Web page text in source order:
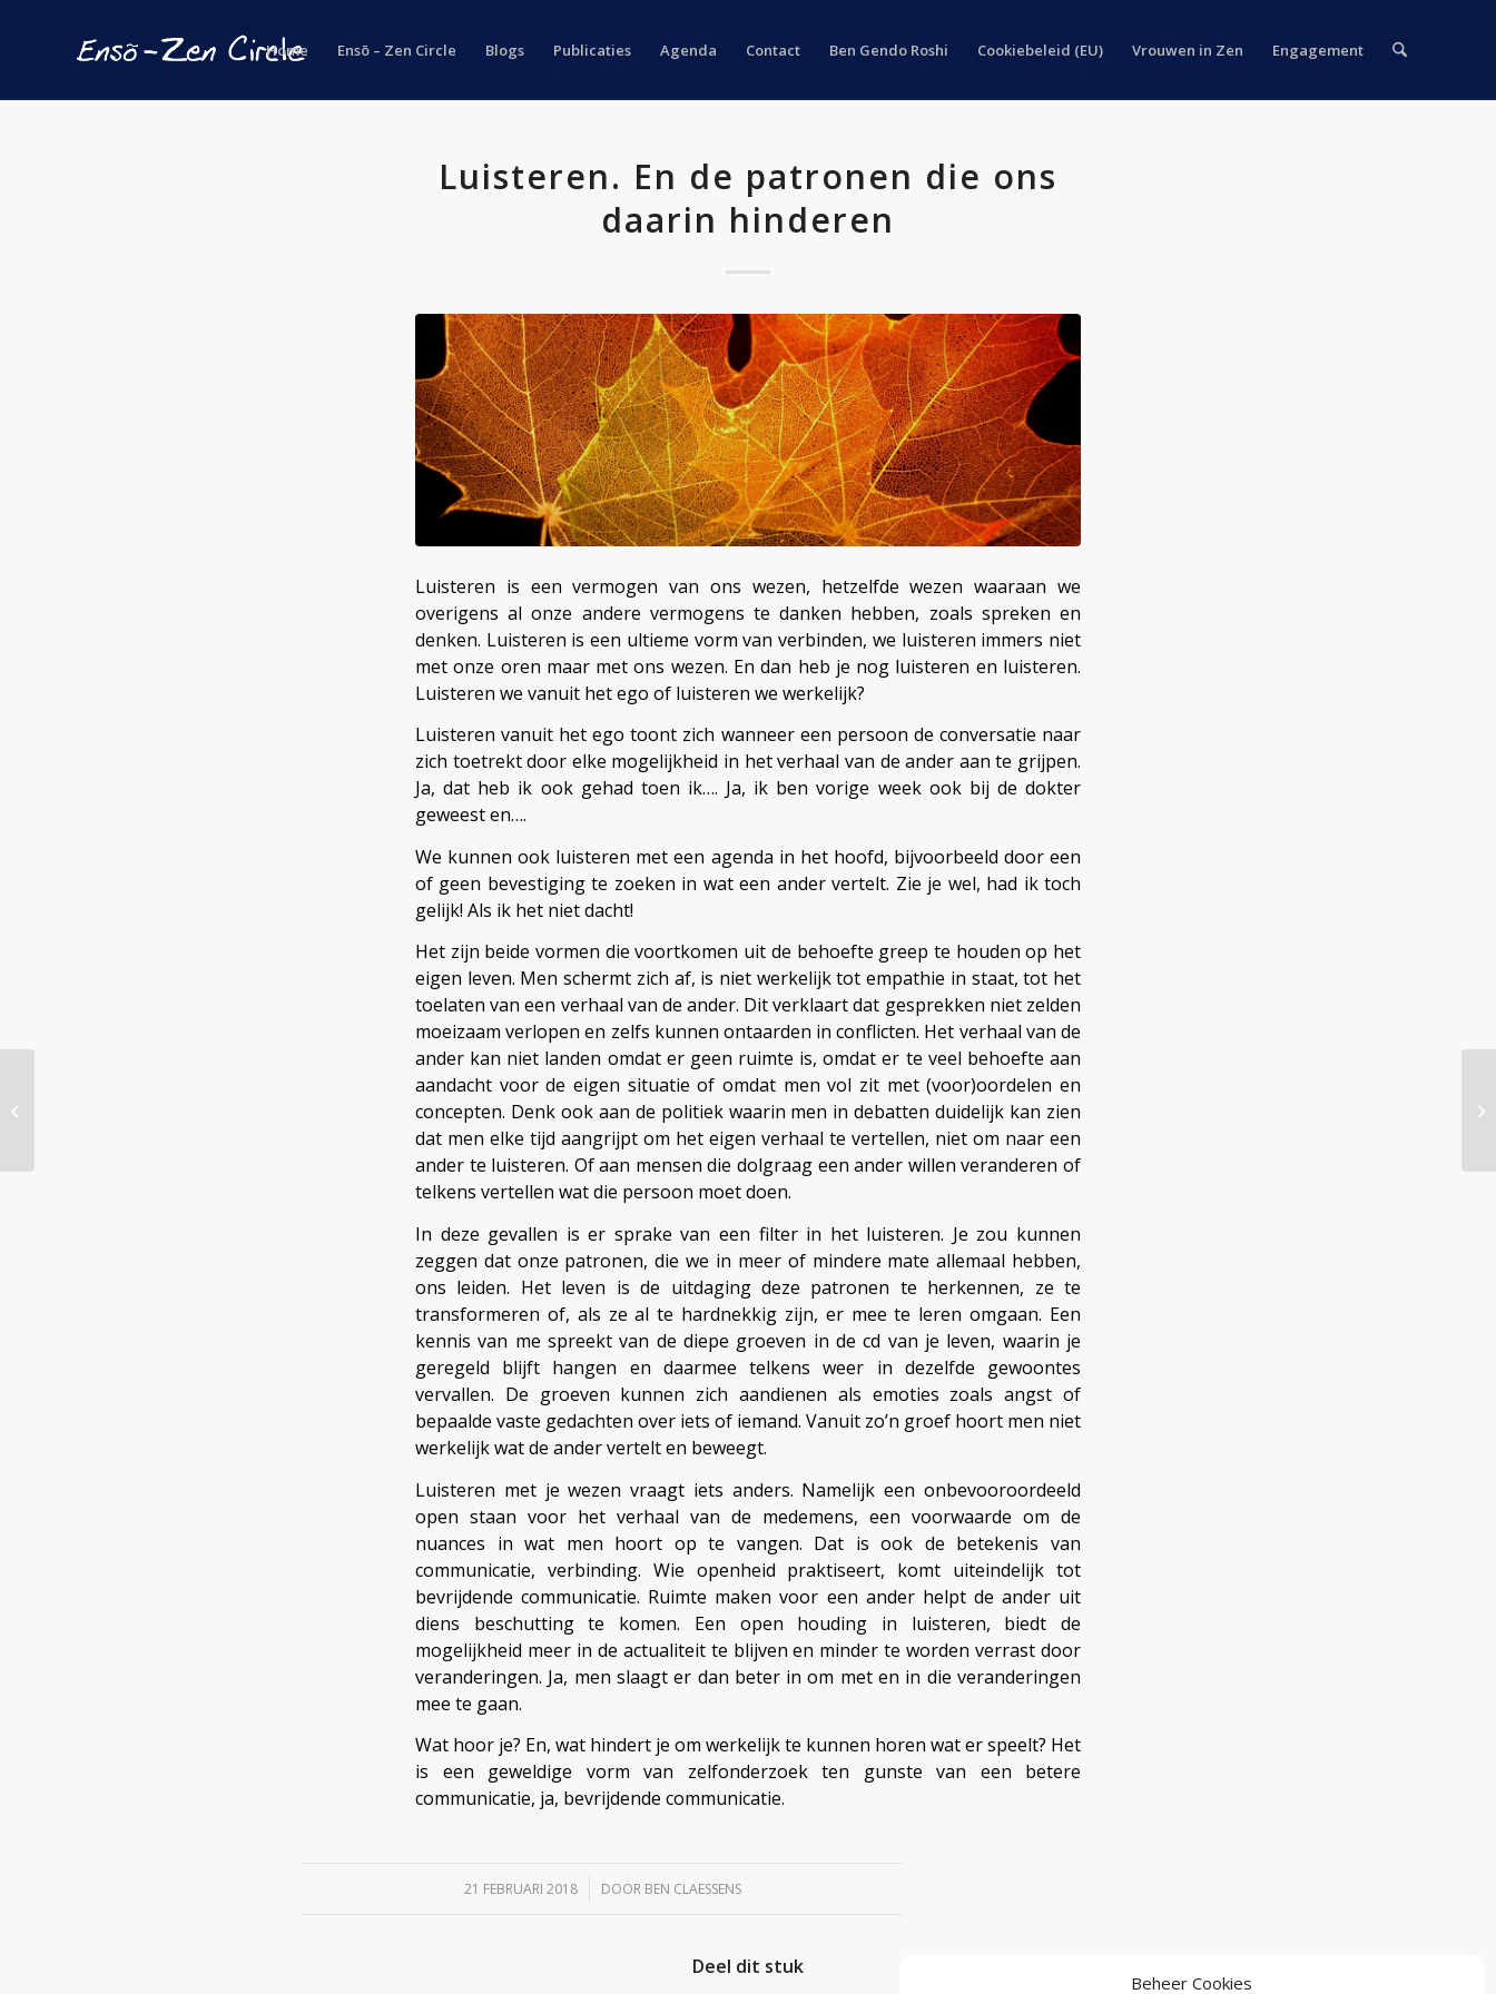
Beheer Cookies
Home Ensō – Zen Circle Blogs Publicaties Agenda Contact Ben Gendo Roshi Cookiebeleid (EU) Vrouwen in Zen Engagement
Luisteren. En de patronen die ons
daarin hinderen
Luisteren is een vermogen van ons wezen, hetzelfde wezen waaraan we
overigens al onze andere vermogens te danken hebben, zoals spreken en
denken. Luisteren is een ultieme vorm van verbinden, we luisteren immers niet
met onze oren maar met ons wezen. En dan heb je nog luisteren en luisteren.
Luisteren we vanuit het ego of luisteren we werkelijk?
Luisteren vanuit het ego toont zich wanneer een persoon de conversatie naar
zich toetrekt door elke mogelijkheid in het verhaal van de ander aan te grijpen.
Ja, dat heb ik ook gehad toen ik…. Ja, ik ben vorige week ook bij de dokter
geweest en….
We kunnen ook luisteren met een agenda in het hoofd, bijvoorbeeld door een
of geen bevestiging te zoeken in wat een ander vertelt. Zie je wel, had ik toch
gelijk! Als ik het niet dacht!
Het zijn beide vormen die voortkomen uit de behoefte greep te houden op het
eigen leven. Men schermt zich af, is niet werkelijk tot empathie in staat, tot het
toelaten van een verhaal van de ander. Dit verklaart dat gesprekken niet zelden
moeizaam verlopen en zelfs kunnen ontaarden in conflicten. Het verhaal van de
ander kan niet landen omdat er geen ruimte is, omdat er te veel behoefte aan
aandacht voor de eigen situatie of omdat men vol zit met (voor)oordelen en
concepten. Denk ook aan de politiek waarin men in debatten duidelijk kan zien
dat men elke tijd aangrijpt om het eigen verhaal te vertellen, niet om naar een
ander te luisteren. Of aan mensen die dolgraag een ander willen veranderen of
telkens vertellen wat die persoon moet doen.
In deze gevallen is er sprake van een filter in het luisteren. Je zou kunnen
zeggen dat onze patronen, die we in meer of mindere mate allemaal hebben,
ons leiden. Het leven is de uitdaging deze patronen te herkennen, ze te
transformeren of, als ze al te hardnekkig zijn, er mee te leren omgaan. Een
kennis van me spreekt van de diepe groeven in de cd van je leven, waarin je
geregeld blijft hangen en daarmee telkens weer in dezelfde gewoontes
vervallen. De groeven kunnen zich aandienen als emoties zoals angst of
bepaalde vaste gedachten over iets of iemand. Vanuit zo’n groef hoort men niet
werkelijk wat de ander vertelt en beweegt.
Luisteren met je wezen vraagt iets anders. Namelijk een onbevooroordeeld
open staan voor het verhaal van de medemens, een voorwaarde om de
nuances in wat men hoort op te vangen. Dat is ook de betekenis van
communicatie, verbinding. Wie openheid praktiseert, komt uiteindelijk tot
bevrijdende communicatie. Ruimte maken voor een ander helpt de ander uit
diens beschutting te komen. Een open houding in luisteren, biedt de
mogelijkheid meer in de actualiteit te blijven en minder te worden verrast door
veranderingen. Ja, men slaagt er dan beter in om met en in die veranderingen
mee te gaan.
Wat hoor je? En, wat hindert je om werkelijk te kunnen horen wat er speelt? Het
is een geweldige vorm van zelfonderzoek ten gunste van een betere
communicatie, ja, bevrijdende communicatie.
21 FEBRUARI 2018
/ DOOR BEN CLAESSENS
Deel dit stuk